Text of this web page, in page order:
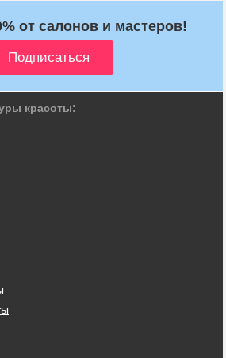
от салонов и мастеров!
красоты: